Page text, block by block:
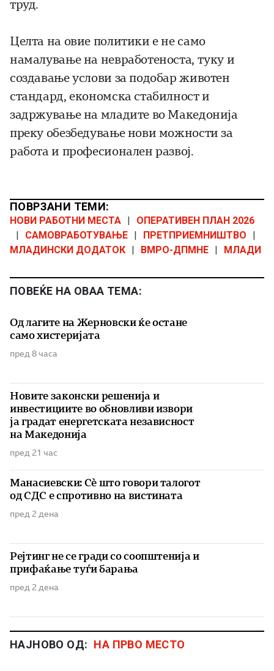
труд.
Целта на овие политики е не само
намалување на невработеноста, туку и
создавање услови за подобар животен
стандард, економска стабилност и
задржување на младите во Македонија
преку обезбедување нови можности за
работа и професионален развој.
ПОВРЗАНИ ТЕМИ:
НОВИ РАБОТНИ МЕСТА
ОПЕРАТИВЕН ПЛАН 2026
САМОВРАБОТУВАЊЕ ПРЕТПРИЕМНИШТВО
МЛАДИНСКИ ДОДАТОК
ВМРО-ДПМНЕ МЛАДИ
ПОВЕЌЕ НА ОВАА ТЕМА:
Од лагите на Жерновски ќе остане
само хистеријата
пред 8 часа
Новите законски решенија и
инвестициите во обновливи извори
ја градат енергетската независност
на Македонија
пред 21 час
Манасиевски: Сè што говори талогот
од СДС е спротивно на вистината
пред 2 дена
Рејтинг не се гради со соопштенија и
прифаќање туѓи барања
пред 2 дена
НАЈНОВО ОД: НА ПРВО МЕСТО